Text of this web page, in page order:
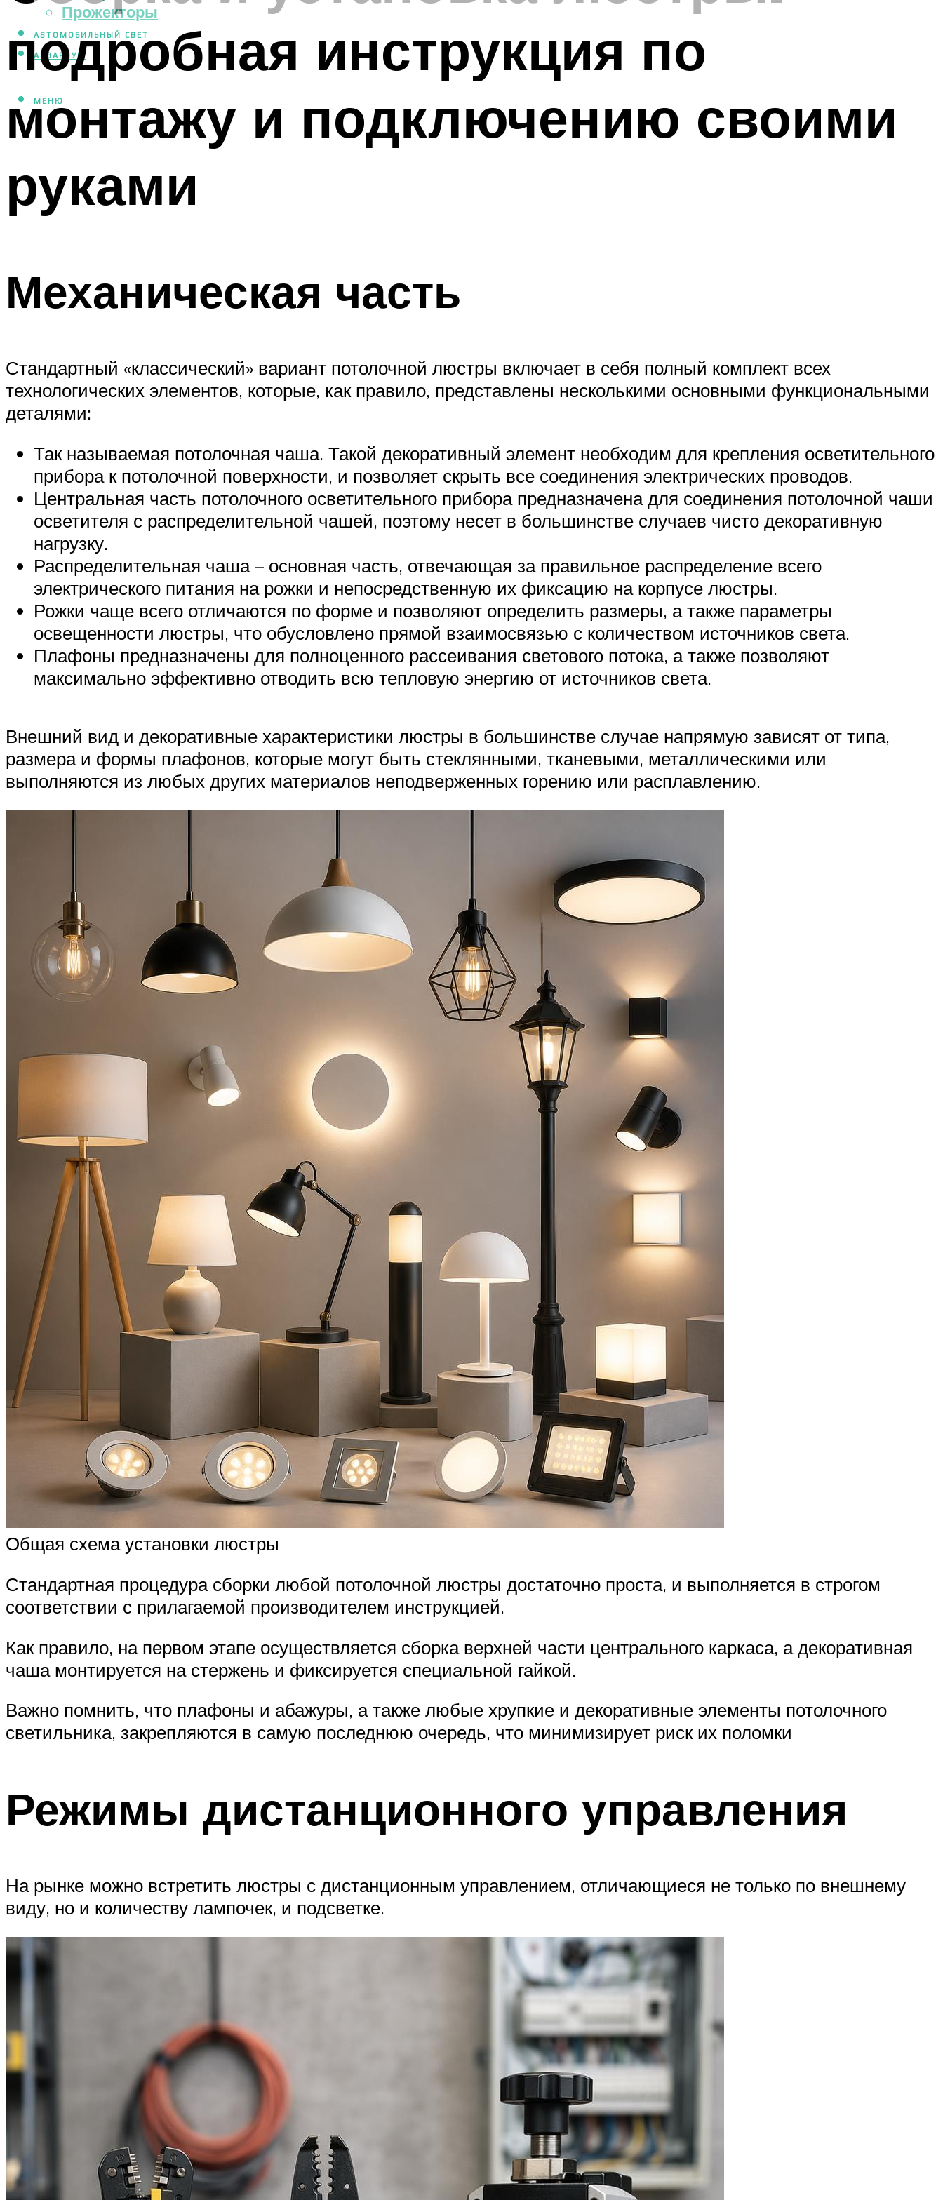
Прожекторы
АВТОМОБИЛЬНЫЙ СВЕТ
АКВАРИУМ
МЕНЮ
подробная инструкция по
монтажу и подключению своими
руками
Механическая часть
Стандартный «классический» вариант потолочной люстры включает в себя полный комплект всех
технологических элементов, которые, как правило, представлены несколькими основными функциональными
деталями:
Так называемая потолочная чаша. Такой декоративный элемент необходим для крепления осветительного
прибора к потолочной поверхности, и позволяет скрыть все соединения электрических проводов.
Центральная часть потолочного осветительного прибора предназначена для соединения потолочной чаши
осветителя с распределительной чашей, поэтому несет в большинстве случаев чисто декоративную
нагрузку.
Распределительная чаша – основная часть, отвечающая за правильное распределение всего
электрического питания на рожки и непосредственную их фиксацию на корпусе люстры.
Рожки чаще всего отличаются по форме и позволяют определить размеры, а также параметры
освещенности люстры, что обусловлено прямой взаимосвязью с количеством источников света.
Плафоны предназначены для полноценного рассеивания светового потока, а также позволяют
максимально эффективно отводить всю тепловую энергию от источников света.
Внешний вид и декоративные характеристики люстры в большинстве случае напрямую зависят от типа,
размера и формы плафонов, которые могут быть стеклянными, тканевыми, металлическими или
выполняются из любых других материалов неподверженных горению или расплавлению.
Общая схема установки люстры
Стандартная процедура сборки любой потолочной люстры достаточно проста, и выполняется в строгом
соответствии с прилагаемой производителем инструкцией.
Как правило, на первом этапе осуществляется сборка верхней части центрального каркаса, а декоративная
чаша монтируется на стержень и фиксируется специальной гайкой.
Важно помнить, что плафоны и абажуры, а также любые хрупкие и декоративные элементы потолочного
светильника, закрепляются в самую последнюю очередь, что минимизирует риск их поломки
Режимы дистанционного управления
На рынке можно встретить люстры с дистанционным управлением, отличающиеся не только по внешнему
виду, но и количеству лампочек, и подсветке.